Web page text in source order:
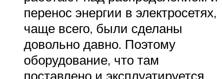
перенос энергии в электросетях,
чаще всего, были сделаны
довольно давно. Поэтому
оборудование, что там
поставлено и эксплуатируется,